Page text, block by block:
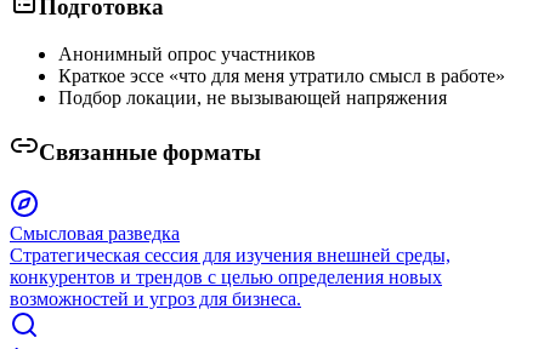
Подготовка
Анонимный опрос участников
Краткое эссе «что для меня утратило смысл в работе»
Подбор локации, не вызывающей напряжения
Связанные форматы
Смысловая разведка
Стратегическая сессия для изучения внешней среды,
конкурентов и трендов с целью определения новых
возможностей и угроз для бизнеса.